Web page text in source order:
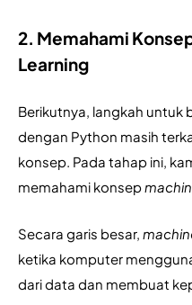
2. Memahami
Learning
Berikutnya, langkah untuk
dengan Python masih
konsep. Pada tahap ini,
memahami konsep
Secara garis besar,
ketika komputer
dari data dan membuat